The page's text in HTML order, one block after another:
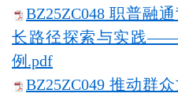
BZ25ZC048 职普融
长路径探索与实践
例.pdf
BZ25ZC049 推动群